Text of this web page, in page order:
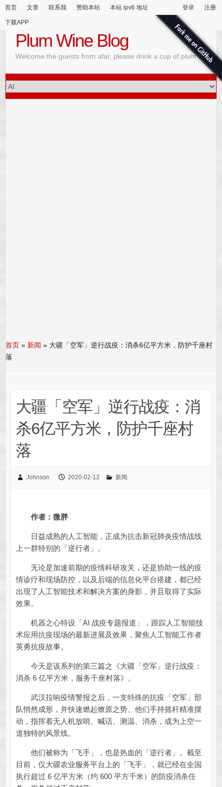
首页 文章 联系我 赞助本站 本站 ipv6 地址
下载APP
登录 注册
Plum Wine Blog
Welcome the guests from afar, please drink a cup of plum wine
首页 » 新闻 » 大疆「空军」逆行战疫：消杀6亿平方米，防护千座村
落
大疆「空军」逆行战疫：消
杀6亿平方米，防护千座村
落
Johnson 2020-02-12 新闻
作者：微胖
日益成熟的人工智能，正成为抗击新冠肺炎疫情战线
上一群特别的「逆行者」。
无论是加速前期的疫情科研攻关，还是协助一线的疫
情诊疗和现场防控，以及后端的信息化平台搭建，都已经
出现了人工智能技术和解决方案的身影，并且取得了实际
效果。
机器之心特设「AI 战疫专题报道」，跟踪人工智能技
术应用抗疫现场的最新进展及效果，聚焦人工智能工作者
英勇抗疫故事。
今天是该系列的第三篇之《大疆「空军」逆行战疫：
消杀 6 亿平方米，服务千座村落》。
武汉拉响疫情警报之后，一支特殊的抗疫「空军」部
队悄然成形，并快速燃起燎原之势。他们手持摇杆精准摆
动，指挥着无人机放哨、喊话、测温、消杀，成为上空一
道独特的风景线。
他们被称为「飞手」，也是热血的「逆行者」。截至
目前，仅大疆农业服务平台上的「飞手」，就已经在全国
执行超过 6 亿平方米（约 600 平方千米）的防疫消杀任